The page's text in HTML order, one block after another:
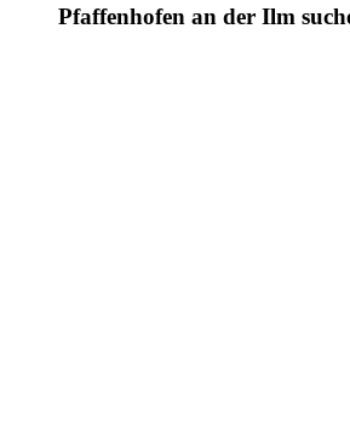
Pfaffenhofen an der Ilm